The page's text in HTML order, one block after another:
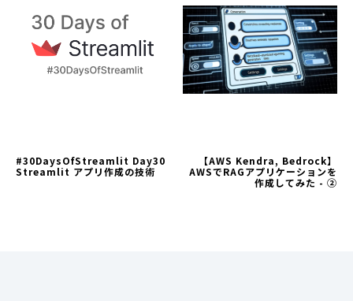
#30DaysOfStreamlit Day30
Streamlit アプリ作成の技術
【AWS Kendra, Bedrock】
AWSでRAGアプリケーションを
作成してみた - ②